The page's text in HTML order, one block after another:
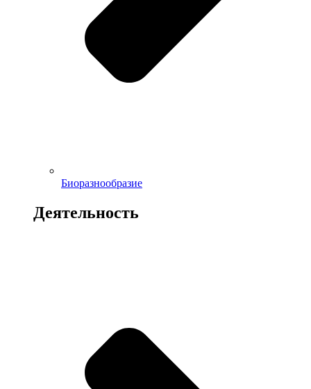
Биоразнообразие
Деятельность